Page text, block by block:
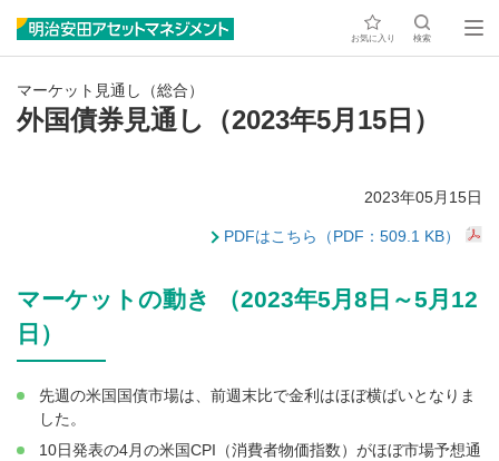
お気に入り 検索
マーケット見通し（総合）
外国債券見通し（2023年5月15日）
2023年05月15日
PDFはこちら（PDF：509.1 KB）
マーケットの動き （2023年5月8日～5月12
日）
先週の米国国債市場は、前週末比で金利はほぼ横ばいとなりま
した。
10日発表の4月の米国CPI（消費者物価指数）がほぼ市場予想通